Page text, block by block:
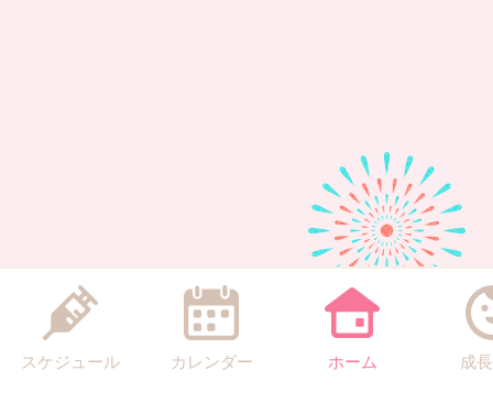
スケジュール カレンダー ホーム 成